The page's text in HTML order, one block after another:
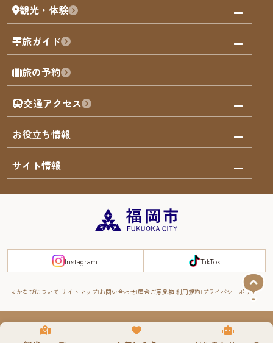
福岡グルメ
福岡を楽しむ
福岡のアート
福岡のナイトタイム
福岡の歴史・文化
サステナブルツーリズム
福岡検定
よかなび音声ガイド
博多旧市街
FUKUOKA EAST&WEST COAST
福岡城・鴻臚館
周遊する
観光・体験
観る・遊ぶ
屋台
買う
体験
泊まる
旅ガイド
モデルコース
AIおまかせコース
オリジナルプラン
みんなの旅行記
旅の予約
交通アクセス
市内交通ガイド
お得なチケット
お役立ち情報
お知らせ
災害情報
サイト情報
まち歩き・体験プログラム掲載申込
Instagram TikTok
よかなびについて サイトマップ お問い合わせ 屋台ご意見箱 利用規約 プライバシーポリシー
© 2008-2025 YOKANAVI All Rights Reserved.